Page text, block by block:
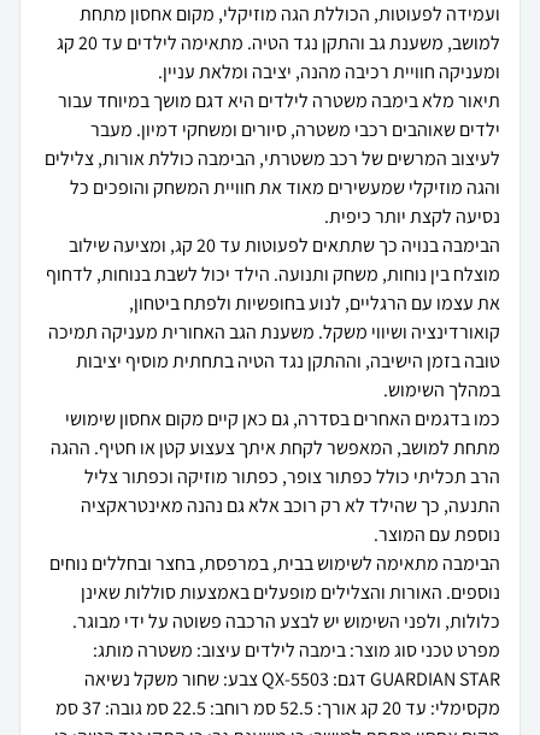
ועמידה לפעוטות, הכוללת הגה מוזיקלי, מקום אחסון מתחת
למושב, משענת גב והתקן נגד הטיה. מתאימה לילדים עד 20 קג
תיאור מלא בימבה משטרה לילדים היא דגם מושך במיוחד עבור
ילדים שאוהבים רכבי משטרה, סיורים ומשחקי דמיון. מעבר
לעיצוב המרשים של רכב משטרתי, הבימבה כוללת אורות, צלילים
והגה מוזיקלי שמעשירים מאוד את חוויית המשחק והופכים כל
הבימבה בנויה כך שתתאים לפעוטות עד 20 קג, ומציעה שילוב
מוצלח בין נוחות, משחק ותנועה. הילד יכול לשבת בנוחות, לדחוף
את עצמו עם הרגליים, לנוע בחופשיות ולפתח ביטחון,
קואורדינציה ושיווי משקל. משענת הגב האחורית מעניקה תמיכה
טובה בזמן הישיבה, וההתקן נגד הטיה בתחתית מוסיף יציבות
כמו בדגמים האחרים בסדרה, גם כאן קיים מקום אחסון שימושי
מתחת למושב, המאפשר לקחת איתך צעצוע קטן או חטיף. ההגה
הרב תכליתי כולל כפתור צופר, כפתור מוזיקה וכפתור צליל
התנעה, כך שהילד לא רק רוכב אלא גם נהנה מאינטראקציה
הבימבה מתאימה לשימוש בבית, במרפסת, בחצר ובחללים נוחים
נוספים. האורות והצלילים מופעלים באמצעות סוללות שאינן
מפרט טכני סוג מוצר: בימבה לילדים עיצוב: משטרה מותג:
GUARDIAN STAR דגם: QX-5503 צבע: שחור משקל נשיאה
מקסימלי: עד 20 קג אורך: 52.5 סמ רוחב: 22.5 סמ גובה: 37 סמ